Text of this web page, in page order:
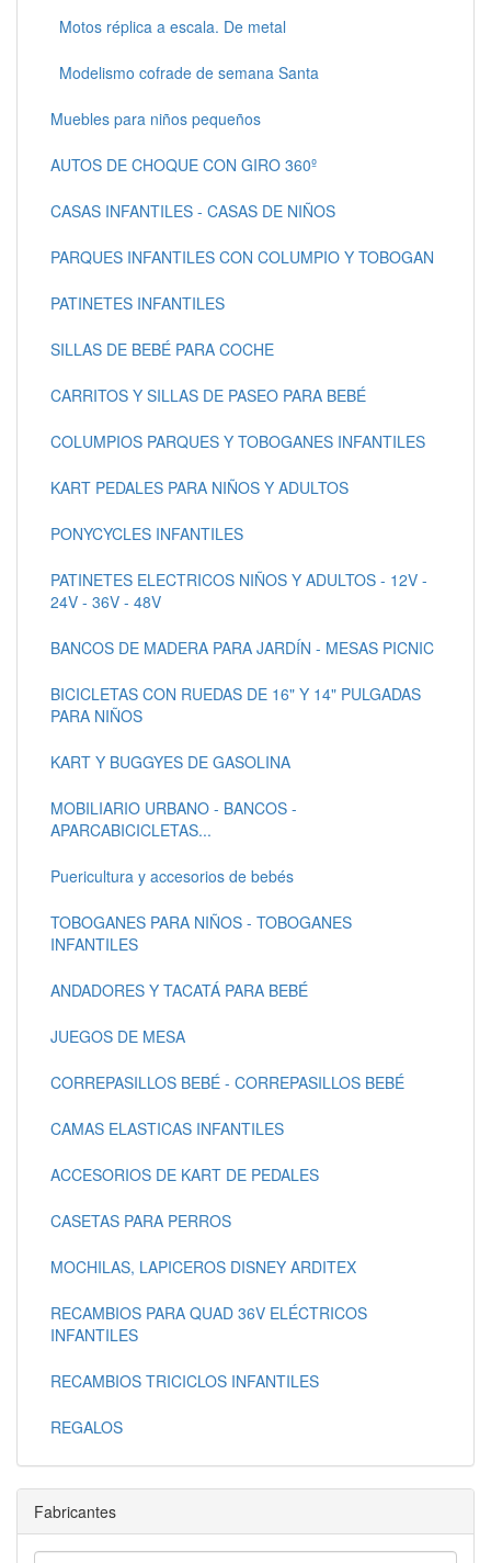
Motos réplica a escala. De metal
Modelismo cofrade de semana Santa
Muebles para niños pequeños
AUTOS DE CHOQUE CON GIRO 360º
CASAS INFANTILES - CASAS DE NIÑOS
PARQUES INFANTILES CON COLUMPIO Y TOBOGAN
PATINETES INFANTILES
SILLAS DE BEBÉ PARA COCHE
CARRITOS Y SILLAS DE PASEO PARA BEBÉ
COLUMPIOS PARQUES Y TOBOGANES INFANTILES
KART PEDALES PARA NIÑOS Y ADULTOS
PONYCYCLES INFANTILES
PATINETES ELECTRICOS NIÑOS Y ADULTOS - 12V -
24V - 36V - 48V
BANCOS DE MADERA PARA JARDÍN - MESAS PICNIC
BICICLETAS CON RUEDAS DE 16" Y 14" PULGADAS
PARA NIÑOS
KART Y BUGGYES DE GASOLINA
MOBILIARIO URBANO - BANCOS -
APARCABICICLETAS...
Puericultura y accesorios de bebés
TOBOGANES PARA NIÑOS - TOBOGANES
INFANTILES
ANDADORES Y TACATÁ PARA BEBÉ
JUEGOS DE MESA
CORREPASILLOS BEBÉ - CORREPASILLOS BEBÉ
CAMAS ELASTICAS INFANTILES
ACCESORIOS DE KART DE PEDALES
CASETAS PARA PERROS
MOCHILAS, LAPICEROS DISNEY ARDITEX
RECAMBIOS PARA QUAD 36V ELÉCTRICOS
INFANTILES
RECAMBIOS TRICICLOS INFANTILES
REGALOS
Fabricantes